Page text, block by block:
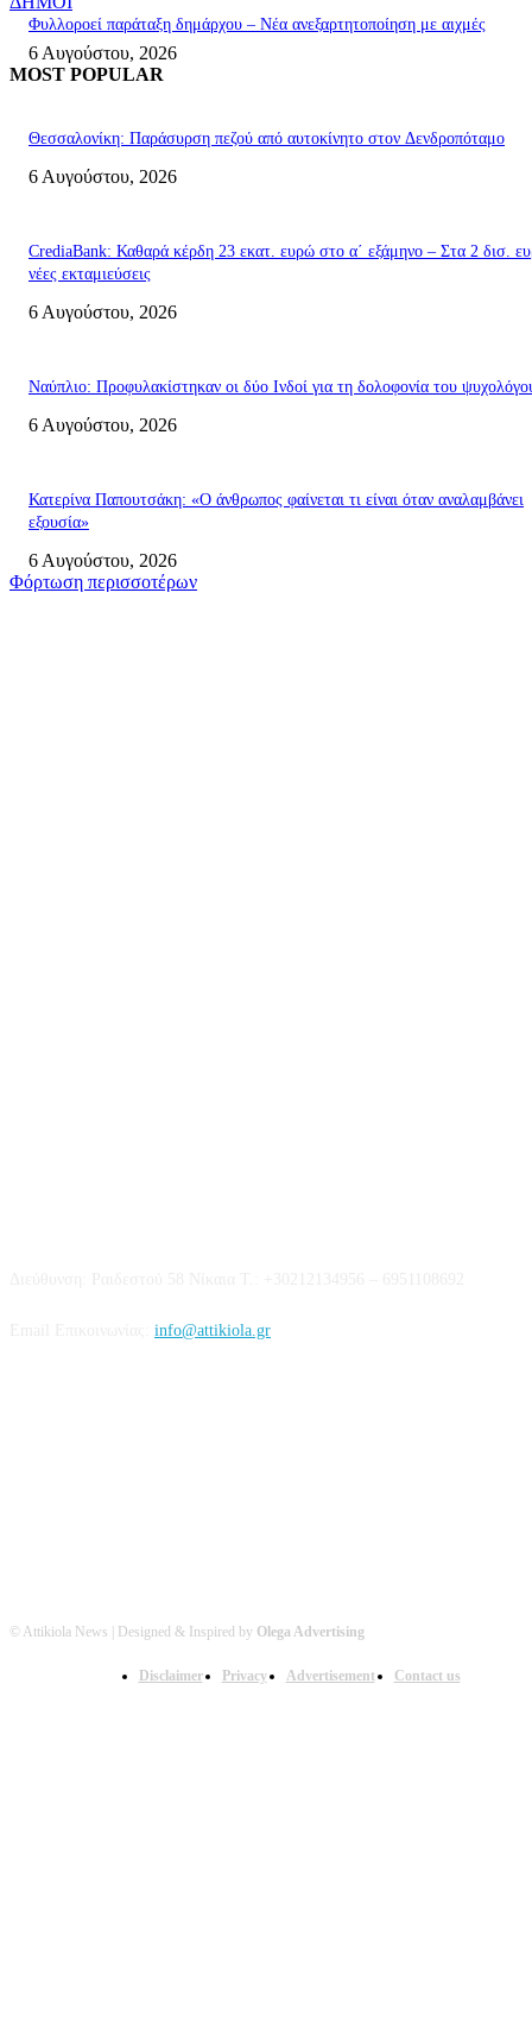
Φυλλοροεί παράταξη δημάρχου – Νέα ανεξαρτητοποίηση με αιχμές
6 Αυγούστου, 2026
MOST POPULAR
Θεσσαλονίκη: Παράσυρση πεζού από αυτοκίνητο στον Δενδροπόταμο
6 Αυγούστου, 2026
CrediaBank: Καθαρά κέρδη 23 εκατ. ευρώ στο α΄ εξάμηνο – Στα 2 δισ.
νέες εκταμιεύσεις
6 Αυγούστου, 2026
Ναύπλιο: Προφυλακίστηκαν οι δύο Ινδοί για τη δολοφονία του
6 Αυγούστου, 2026
Κατερίνα Παπουτσάκη: «Ο άνθρωπος φαίνεται τι είναι όταν αναλαμβάνει
εξουσία»
6 Αυγούστου, 2026
Φόρτωση περισσοτέρων
info@attikiola.gr
© Attikiola News | Designed & Inspired by Olega Advertising
Disclaimer Privacy Advertisement Contact us